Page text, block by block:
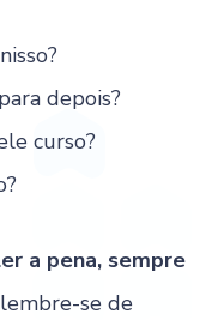
depois?
curso?
a pena, sempre
se de